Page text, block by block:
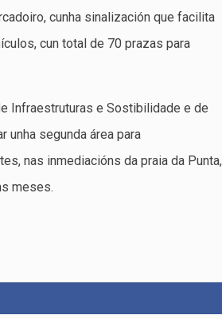
cunha sinalización que facilita
cun total de 70 prazas para
Infraestruturas e Sostibilidade e de
unha segunda área para
nas inmediacións da praia da Punta,
meses.